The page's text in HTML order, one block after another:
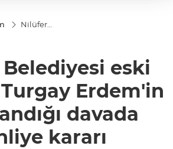
Nilüfer
Turgay
Erdem'in
yargılandığı
davada
tahliye
kararı
eski
Turgay Erdem'in
davada
kararı